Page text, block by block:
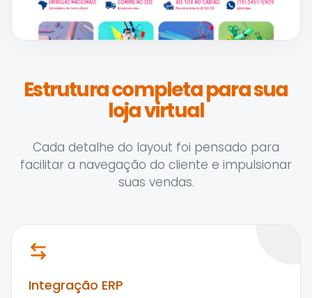
Estrutura completa para sua
loja virtual
Cada detalhe do layout foi pensado para
facilitar a navegação do cliente e impulsionar
suas vendas.
Integração ERP